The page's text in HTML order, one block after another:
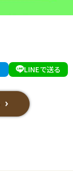
LINEで送る